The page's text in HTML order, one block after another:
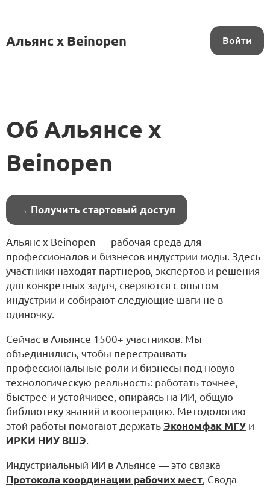
Альянс x Beinopen Войти
Об Альянсе x
Beinopen
→ Получить стартовый доступ
Альянс x Beinopen — рабочая среда для
профессионалов и бизнесов индустрии моды. Здесь
участники находят партнеров, экспертов и решения
для конкретных задач, сверяются с опытом
индустрии и собирают следующие шаги не в
одиночку.
Сейчас в Альянсе 1500+ участников. Мы
объединились, чтобы перестраивать
профессиональные роли и бизнесы под новую
технологическую реальность: работать точнее,
быстрее и устойчивее, опираясь на ИИ, общую
библиотеку знаний и кооперацию. Методологию
этой работы помогают держать Экономфак МГУ и
ИРКИ НИУ ВШЭ.
Индустриальный ИИ в Альянсе — это связка
Протокола координации рабочих мест , Свода